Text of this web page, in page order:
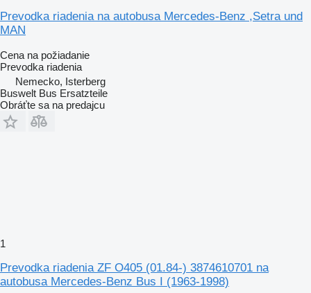
Prevodka riadenia na autobusa Mercedes-Benz ,Setra und
MAN
Cena na požiadanie
Prevodka riadenia
Nemecko, Isterberg
Buswelt Bus Ersatzteile
Obráťte sa na predajcu
1
Prevodka riadenia ZF O405 (01.84-) 3874610701 na
autobusa Mercedes-Benz Bus I (1963-1998)